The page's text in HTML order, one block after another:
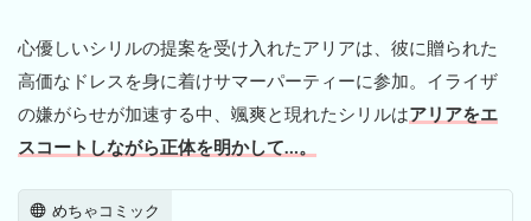
心優しいシリルの提案を受け入れたアリアは、彼に贈られた
高価なドレスを身に着けサマーパーティーに参加。イライザ
の嫌がらせが加速する中、颯爽と現れたシリルはアリアをエ
スコートしながら正体を明かして…。
めちゃコミック